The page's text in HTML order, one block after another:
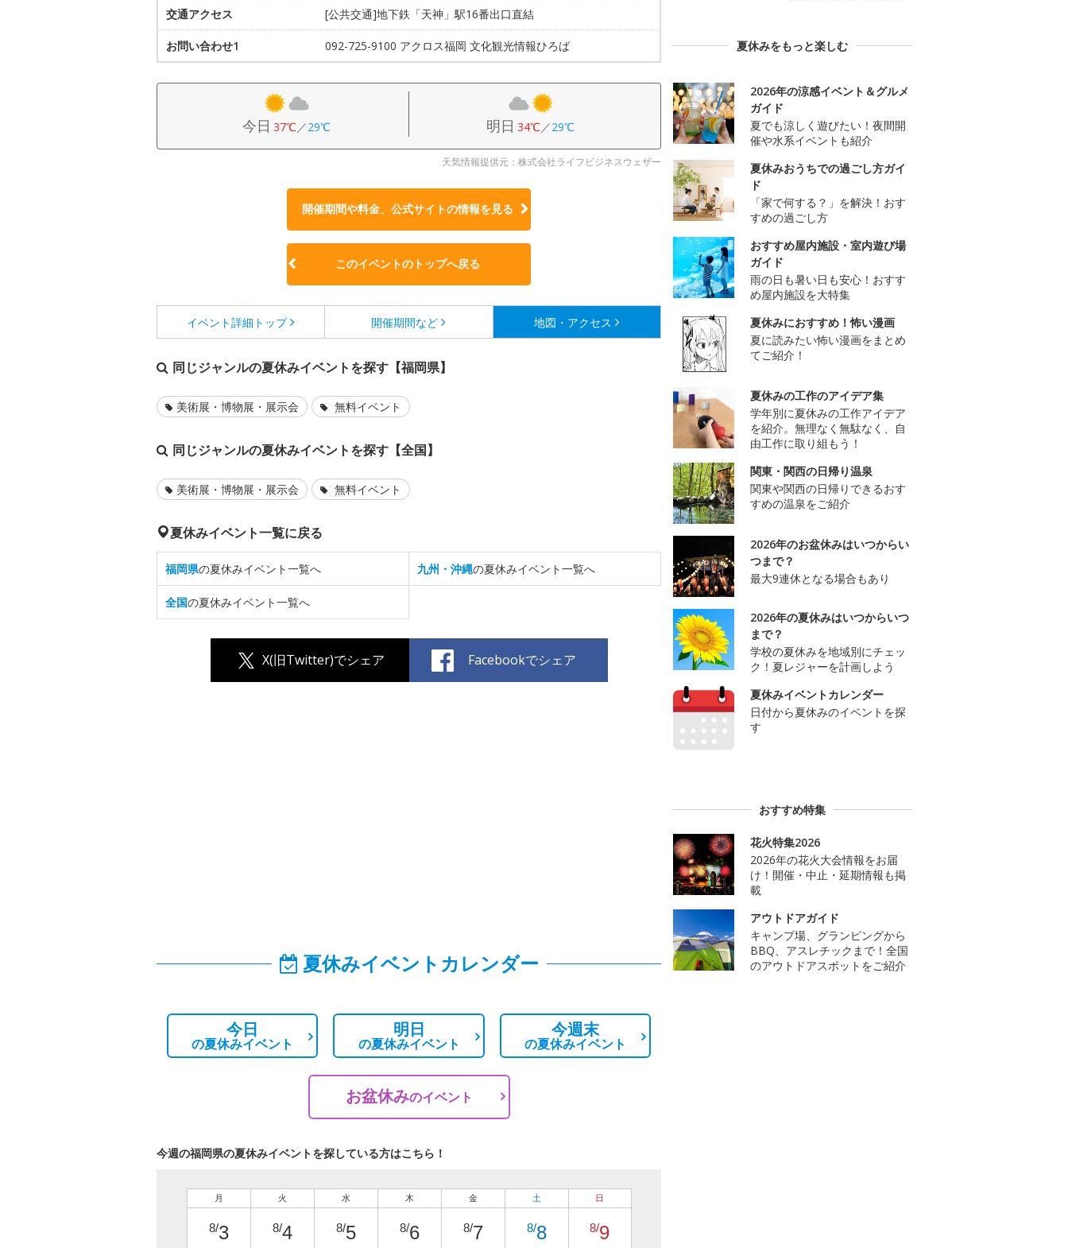
交通アクセス [公共交通]地下鉄「天神」駅16番出口直結
お問い合わせ1 092-725-9100 アクロス福岡 文化観光情報ひろば
今日 37℃／29℃ 明日 34℃／29℃
天気情報提供元：株式会社ライフビジネスウェザー
開催期間や料金、公式サイトの情報を見る
このイベントのトップへ戻る
イベント詳細 トップ 開催期間など 地図・アクセス
同じジャンルの夏休みイベントを探す【福岡県】
美術展・博物展・展示会 無料イベント
同じジャンルの夏休みイベントを探す【全国】
美術展・博物展・展示会 無料イベント
夏休みイベント一覧に戻る
福岡県の夏休みイベント一覧へ 九州・沖縄の夏休みイベント一覧へ
全国の夏休みイベント一覧へ
X(旧Twitter)でシェア Facebookでシェア
夏休みイベントカレンダー
今日
の夏休みイベント
明日
の夏休みイベント
今週末
の夏休みイベント
お盆休みのイベント
今週の福岡県の夏休みイベントを探している方はこちら！
月
8/3
火
8/4
水
8/5
木
8/6
金
8/7
土
8/8
日
8/9
夏休みをもっと楽しむ
2026年の涼感イベント＆グルメ
ガイド
夏でも涼しく遊びたい！夜間開
催や水系イベントも紹介
夏休みおうちでの過ごし方ガイ
ド
「家で何する？」を解決！おす
すめの過ごし方
おすすめ屋内施設・室内遊び場
ガイド
雨の日も暑い日も安心！おすす
め屋内施設を大特集
夏休みにおすすめ！怖い漫画
夏に読みたい怖い漫画をまとめ
てご紹介！
夏休みの工作のアイデア集
学年別に夏休みの工作アイデア
を紹介。無理なく無駄なく、自
由工作に取り組もう！
関東・関西の日帰り温泉
関東や関西の日帰りできるおす
すめの温泉をご紹介
2026年のお盆休みはいつからい
つまで？
最大9連休となる場合もあり
2026年の夏休みはいつからいつ
まで？
学校の夏休みを地域別にチェッ
ク！夏レジャーを計画しよう
夏休みイベントカレンダー
日付から夏休みのイベントを探
す
おすすめ特集
花火特集2026
2026年の花火大会情報をお届
け！開催・中止・延期情報も掲
載
アウトドアガイド
キャンプ場、グランピングから
BBQ、アスレチックまで！全国
のアウトドアスポットをご紹介